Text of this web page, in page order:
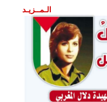
الـمــزيـد